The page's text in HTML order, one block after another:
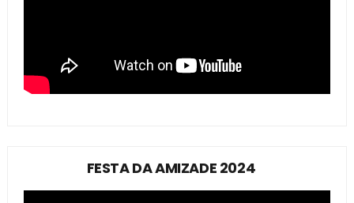
FESTA DA AMIZADE 2024